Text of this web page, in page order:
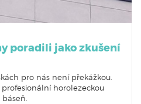
poradili jako zkušení
pro nás není překážkou.
profesionální horolezeckou